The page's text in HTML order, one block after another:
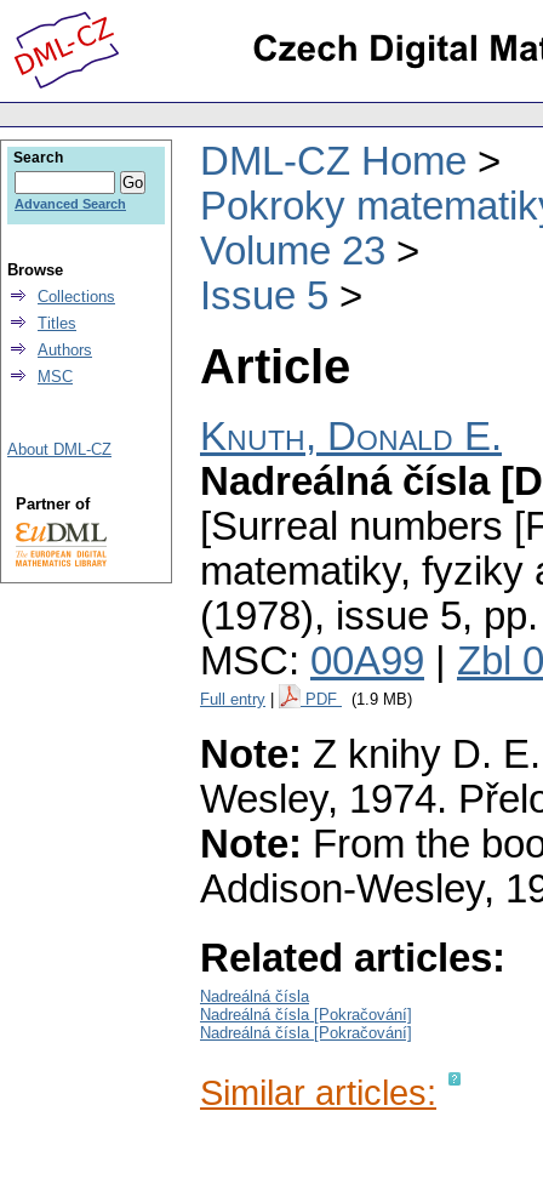
DML-CZ Home
Pokroky
Volume 23
Issue 5
Article
Knuth, Donald E.
Nadreálná čísla
[Surreal numbers
matematiky, fyziky
(1978), issue 5,
MSC: 00A99 Zbl
Full entry PDF (1.9 MB)
Note: Z knihy D.
Wesley, 1974.
Note: From the
Addison-Wesley,
Related articles:
Nadreálná čísla
Nadreálná čísla [Pokračování]
Nadreálná čísla [Pokračování]
Similar articles:
Search
Advanced Search
Browse
Collections
Titles
Authors
MSC
About DML-CZ
Partner of